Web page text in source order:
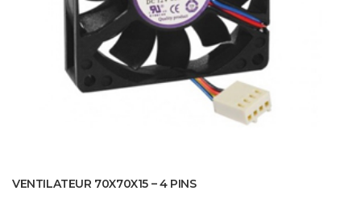
VENTILATEUR 70X70X15 – 4 PINS